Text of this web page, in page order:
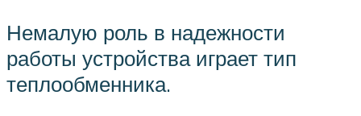
Немалую роль в надежности
работы устройства играет тип
теплообменника.